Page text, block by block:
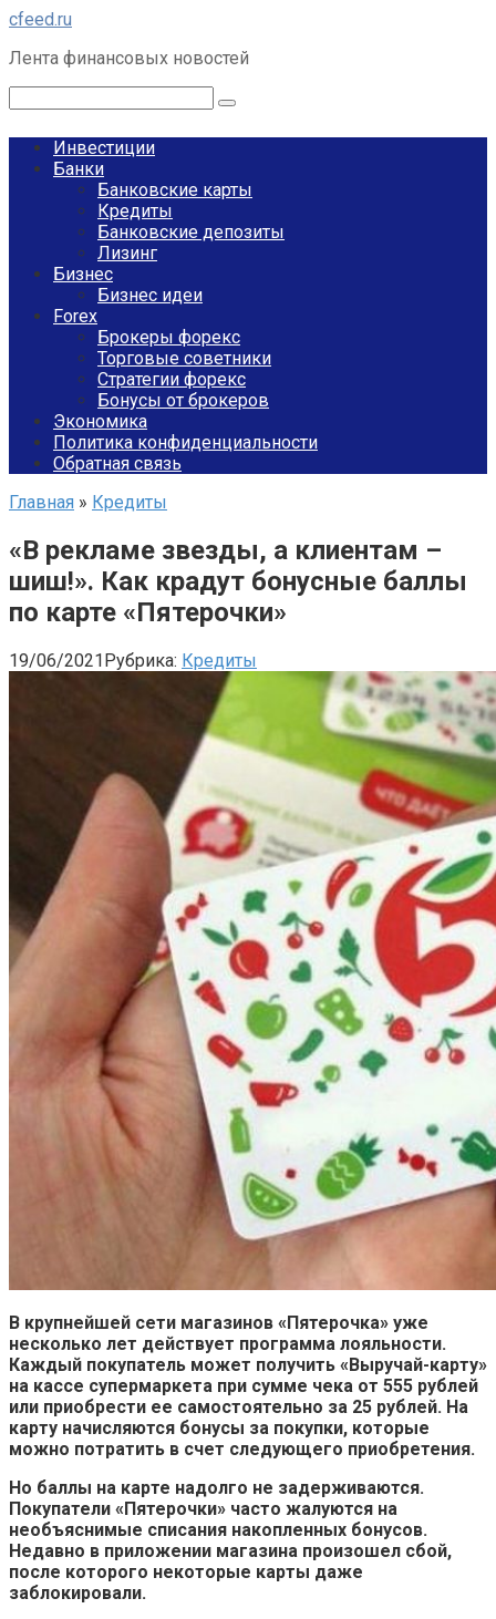
Перейти
контенту
cfeed.ru
Лента финансовых новостей
Инвестиции
Банки
Банковские карты
Кредиты
Банковские депозиты
Лизинг
Бизнес
Бизнес идеи
Forex
Брокеры форекс
Торговые советники
Стратегии форекс
Бонусы от брокеров
Экономика
Политика конфиденциальности
Обратная связь
Главная » Кредиты
«В рекламе звезды, а клиентам –
шиш!». Как крадут бонусные баллы
по карте «Пятерочки»
19/06/2021Рубрика: Кредиты
В крупнейшей сети магазинов «Пятерочка» уже
несколько лет действует программа лояльности.
Каждый покупатель может получить «Выручай-карту»
на кассе супермаркета при сумме чека от 555 рублей
или приобрести ее самостоятельно за 25 рублей. На
карту начисляются бонусы за покупки, которые
можно потратить в счет следующего приобретения.
Но баллы на карте надолго не задерживаются.
Покупатели «Пятерочки» часто жалуются на
необъяснимые списания накопленных бонусов.
Недавно в приложении магазина произошел сбой,
после которого некоторые карты даже
заблокировали.